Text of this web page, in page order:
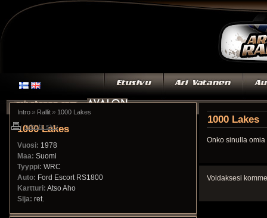
Intro » Rallit » 1000 Lakes
1000 Lakes
Vuosi: 1978
Maa: Suomi
Tyyppi: WRC
Auto: Ford Escort RS1800
Kartturi: Atso Aho
Sija: ret.
1000 Lakes
Onko sinulla
Voidaksesi
tulosta sivu